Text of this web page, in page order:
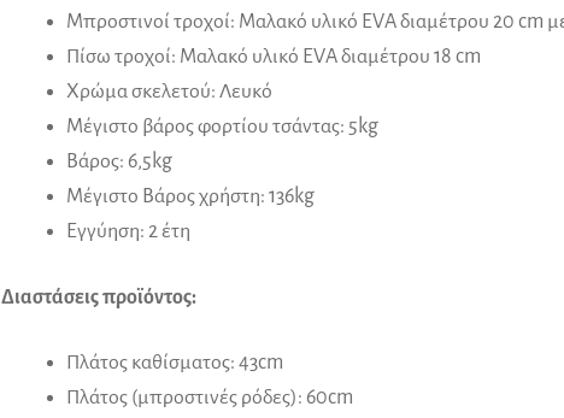
Μπροστινοί τροχοί: Μαλακό υλικό EVA διαμέτρου 20 cm
Πίσω τροχοί: Μαλακό υλικό EVA διαμέτρου 18 cm
Χρώμα σκελετού: Λευκό
Μέγιστο βάρος φορτίου τσάντας: 5kg
Βάρος: 6,5kg
Μέγιστο Βάρος χρήστη: 136kg
Eγγύηση: 2 έτη
Διαστάσεις προϊόντος:
Πλάτος καθίσματος: 43cm
Πλάτος (μπροστινές ρόδες): 60cm